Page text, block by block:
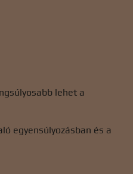
lehet a
egyensúlyozásban és a